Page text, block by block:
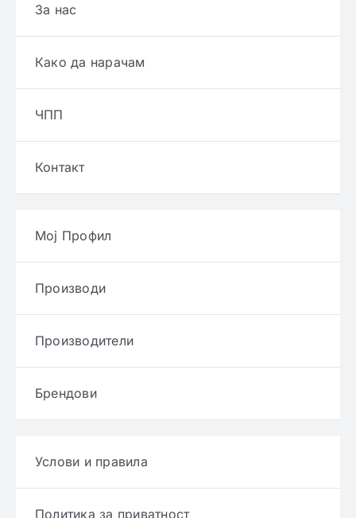
За нас
Како да нарачам
ЧПП
Контакт
Мој Профил
Производи
Производители
Брендови
Услови и правила
Политика за приватност